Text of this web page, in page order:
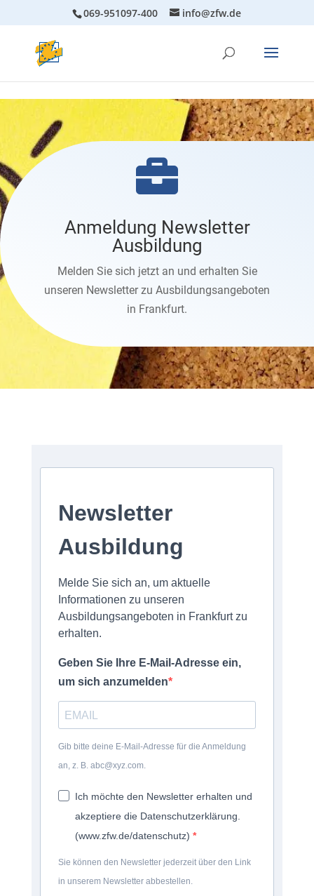
069-951097-400 info@zfw.de

Anmeldung Newsletter
Ausbildung
Melden Sie sich jetzt an und erhalten Sie
unseren Newsletter zu Ausbildungsangeboten
in Frankfurt.
Newsletter
Ausbildung
Melde Sie sich an, um aktuelle
Informationen zu unseren
Ausbildungsangeboten in Frankfurt zu
erhalten.
Geben Sie Ihre E-Mail-Adresse ein,
um sich anzumelden
Gib bitte deine E-Mail-Adresse für die Anmeldung
an, z. B. abc@xyz.com.
Ich möchte den Newsletter erhalten und
akzeptiere die Datenschutzerklärung.
(www.zfw.de/datenschutz)
Sie können den Newsletter jederzeit über den Link
in unserem Newsletter abbestellen.